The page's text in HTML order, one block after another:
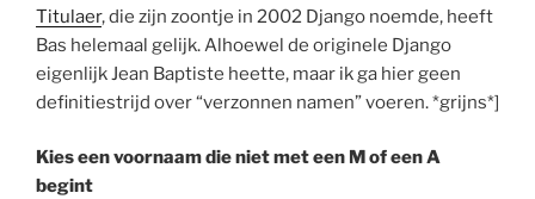
Titulaer, die zijn zoontje in 2002 Django noemde, heeft
Bas helemaal gelijk. Alhoewel de originele Django
eigenlijk Jean Baptiste heette, maar ik ga hier geen
definitiestrijd over “verzonnen namen” voeren. *grijns*]
Kies een voornaam die niet met een M of een A
begint